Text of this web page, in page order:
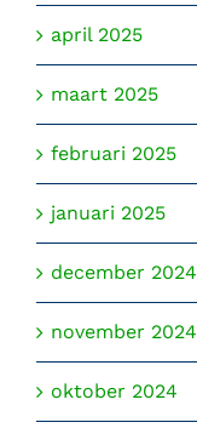
april 2025
maart 2025
februari 2025
januari 2025
december 2024
november 2024
oktober 2024